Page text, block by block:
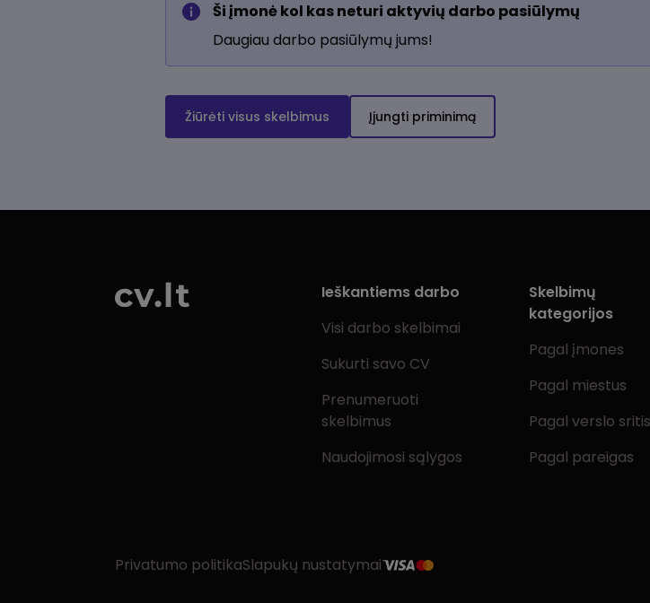
Ši įmonė kol kas neturi aktyvių darbo pasiūlymų
Daugiau darbo pasiūlymų jums!
Žiūrėti visus skelbimus Įjungti priminimą
Ieškantiems darbo
Visi darbo skelbimai
Sukurti savo CV
Prenumeruoti
skelbimus
Naudojimosi sąlygos
Skelbimų
kategorijos
Pagal įmones
Pagal miestus
Pagal verslo sritis
Pagal pareigas
Privatumo politikaSlapukų nustatymai